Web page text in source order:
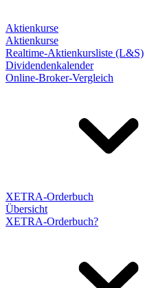
Aktienkurse
Aktienkurse
Realtime-Aktienkursliste (L&S)
Dividendenkalender
Online-Broker-Vergleich
XETRA-Orderbuch
Übersicht
XETRA-Orderbuch?